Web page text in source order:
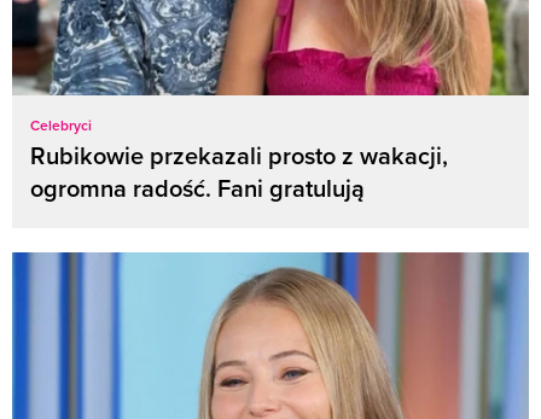
Celebryci
Rubikowie przekazali prosto z wakacji,
ogromna radość. Fani gratulują